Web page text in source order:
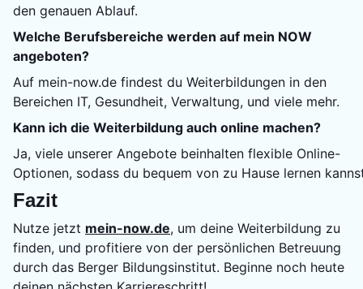
den genauen Ablauf.
Welche Berufsbereiche werden auf mein NOW
angeboten?
Auf mein-now.de findest du Weiterbildungen in den
Bereichen IT, Gesundheit, Verwaltung, und viele mehr.
Kann ich die Weiterbildung auch online machen?
Ja, viele unserer Angebote beinhalten flexible Online-
Optionen, sodass du bequem von zu Hause lernen
Fazit
Nutze jetzt mein-now.de, um deine Weiterbildung zu
finden, und profitiere von der persönlichen Betreuung
durch das Berger Bildungsinstitut. Beginne noch heute